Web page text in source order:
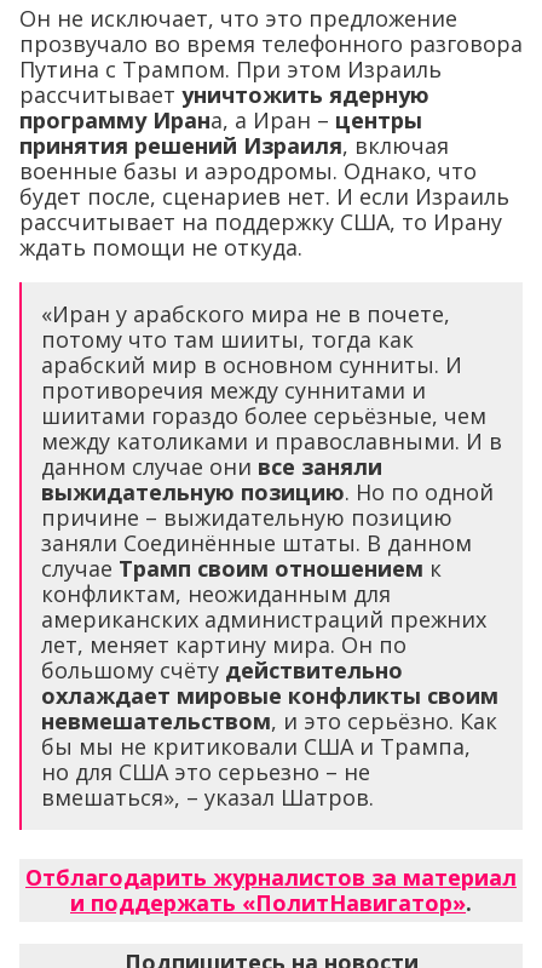
Он не исключает, что это предложение
прозвучало во время телефонного разговора
Путина с Трампом. При этом Израиль
рассчитывает уничтожить ядерную
программу Ирана, а Иран – центры
принятия решений Израиля, включая
военные базы и аэродромы. Однако, что
будет после, сценариев нет. И если Израиль
рассчитывает на поддержку США, то Ирану
ждать помощи не откуда.
«Иран у арабского мира не в почете,
потому что там шииты, тогда как
арабский мир в основном сунниты. И
противоречия между суннитами и
шиитами гораздо более серьёзные, чем
между католиками и православными. И в
данном случае они все заняли
выжидательную позицию. Но по одной
причине – выжидательную позицию
заняли Соединённые штаты. В данном
случае Трамп своим отношением к
конфликтам, неожиданным для
американских администраций прежних
лет, меняет картину мира. Он по
большому счёту действительно
охлаждает мировые конфликты своим
невмешательством, и это серьёзно. Как
бы мы не критиковали США и Трампа,
но для США это серьезно – не
вмешаться», – указал Шатров.
Отблагодарить журналистов за материал
и поддержать «ПолитНавигатор».